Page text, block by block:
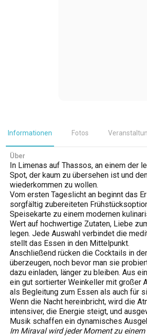
Informationen Fotos
Über
In Limenas auf Thassos, an einem der
Spot, der kaum zu übersehen ist und
wiederkommen zu wollen.
Vom ersten Tageslicht an beginnt das
sorgfältig zubereiteten
Speisekarte zu einem modernen
Wert auf hochwertige Zutaten, Liebe
legen. Jede Auswahl verbindet die
stellt das Essen in den Mittelpunkt.
Anschließend rücken die Cocktails in
überzeugen, noch bevor man sie
dazu einladen, länger zu bleiben. Aus
ein gut sortierter Weinkeller mit großer
als Begleitung zum Essen als auch für
Wenn die Nacht hereinbricht, wird die
intensiver, die Energie steigt, und
Musik schaffen ein dynamisches
Im Miraval wird jeder Moment zu